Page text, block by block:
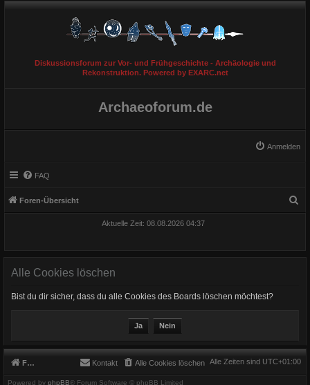
Diskussionsforum zur Vor- und Frühgeschichte - Archäologie und
Rekonstruktion. Powered by EXARC.net
Archaeoforum.de
Anmelden
FAQ
Foren-Übersicht
Aktuelle Zeit: 08.08.2026 04:37
Alle Cookies löschen
Bist du dir sicher, dass du alle Cookies des Boards löschen möchtest?
Foren-Übersicht Alle Zeiten sind UTC+01:00
Alle Cookies löschen
Kontakt
Powered by phpBB® Forum Software © phpBB Limited